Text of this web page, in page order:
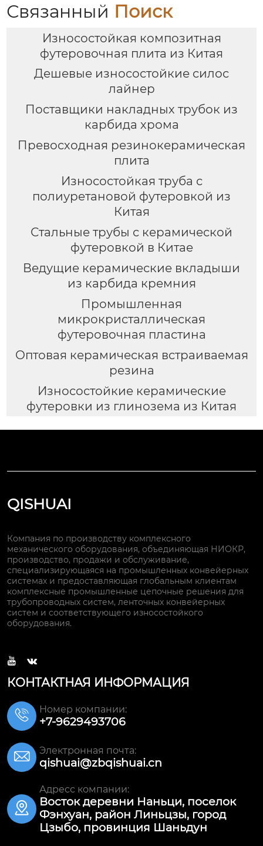
Связанный Поиск
Износостойкая композитная
футеровочная плита из Китая
Дешевые износостойкие силос
лайнер
Поставщики накладных трубок из
карбида хрома
Превосходная резинокерамическая
плита
Износостойкая труба с
полиуретановой футеровкой из
Китая
Стальные трубы с керамической
футеровкой в Китае
Ведущие керамические вкладыши
из карбида кремния
Промышленная
микрокристаллическая
футеровочная пластина
Оптовая керамическая встраиваемая
резина
Износостойкие керамические
футеровки из глинозема из Китая
QISHUAI
Компания по производству комплексного
механического оборудования, объединяющая НИОКР,
производство, продажи и обслуживание,
специализирующаяся на промышленных конвейерных
системах и предоставляющая глобальным клиентам
комплексные промышленные цепочные решения для
трубопроводных систем, ленточных конвейерных
систем и соответствующего износостойкого
оборудования.
 
КОНТАКТНАЯ ИНФОРМАЦИЯ
 Номер компании:
+7-9629493706
 Электронная почта:
qishuai@zbqishuai.cn

Адресс компании:
Восток деревни Наньци, поселок
Фэнхуан, район Линьцзы, город
Цзыбо, провинция Шаньдун